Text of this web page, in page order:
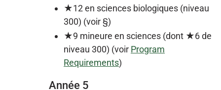
★12 en sciences biologiques (niveau
300) (voir §)
★9 mineure en sciences (dont ★6 de
niveau 300) (voir Program
Requirements)
Année 5